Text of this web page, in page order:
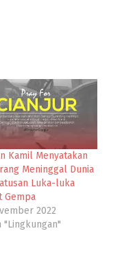
Kamil Menyatakan
Meninggal Dunia
Luka-luka
Gempa
2022
"Lingkungan"